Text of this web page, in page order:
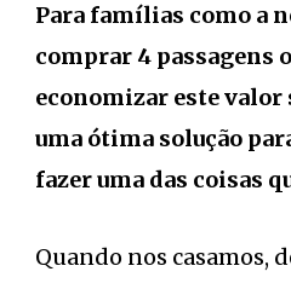
Para famílias como a
comprar 4 passagens
economizar este valor
uma ótima solução
fazer uma das coisas
Quando nos casamos,